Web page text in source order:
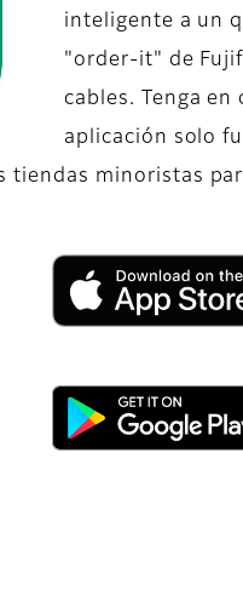
inteligente a un
"order-it" de
cables. Tenga en
aplicación solo
tiendas minoristas